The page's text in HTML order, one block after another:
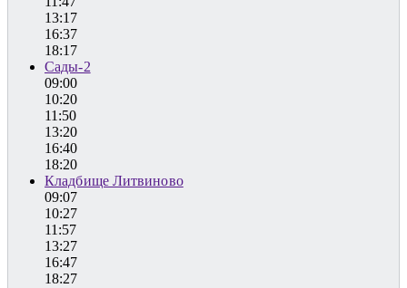
13:17
16:37
18:17
Сады-2
09:00
10:20
11:50
13:20
16:40
18:20
Кладбище Литвиново
09:07
10:27
11:57
13:27
16:47
18:27